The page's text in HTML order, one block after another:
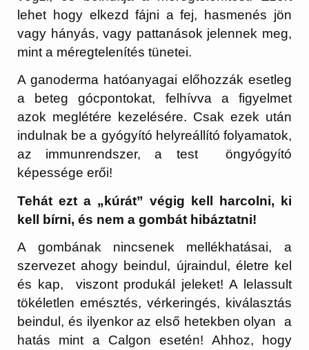
lehet hogy elkezd fájni a fej, hasmenés jön
vagy hányás, vagy pattanások jelennek meg,
mint a méregtelenítés tünetei.
A ganoderma hatóanyagai előhozzák esetleg
a beteg gócpontokat, felhívva a figyelmet
azok meglétére kezelésére. Csak ezek után
indulnak be a gyógyító helyreállító folyamatok,
az immunrendszer, a test öngyógyító
képessége erői!
Tehát ezt a „kúrát” végig kell harcolni, ki
kell bírni, és nem a gombát hibáztatni!
A gombának nincsenek mellékhatásai, a
szervezet ahogy beindul, újraindul, életre kel
és kap, viszont produkál jeleket! A lelassult
tökéletlen emésztés, vérkeringés, kiválasztás
beindul, és ilyenkor az első hetekben olyan a
hatás mint a Calgon esetén! Ahhoz, hogy